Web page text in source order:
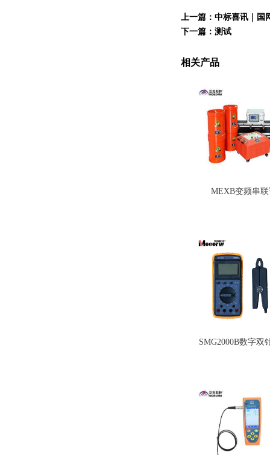
上一篇： 中标喜讯｜国
下一篇： 测试
相关产品
MEXB变频串
SMG2000B数字双